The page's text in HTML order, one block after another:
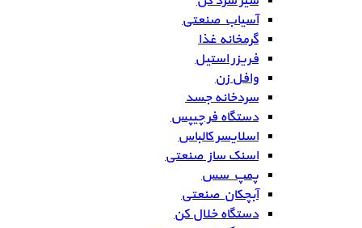
آسیاب صنعتی
گرمخانه غذا
فریزر استیل
وافل زن
سردخانه جسد
دستگاه فر چیپس
اسلایسر کالباس
اسنک ساز صنعتی
پمپ سس
آبچکان صنعتی
دستگاه خلال کن